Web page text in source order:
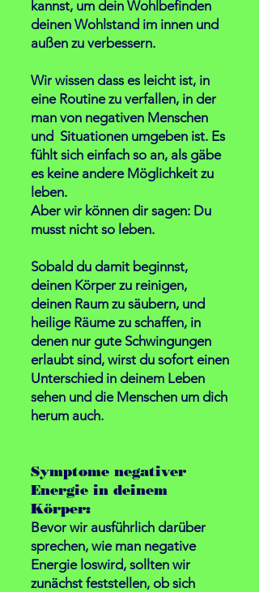
kannst, um dein Wohlbefinden
deinen Wohlstand im innen und
außen zu verbessern.
Wir wissen dass es leicht ist, in
eine Routine zu verfallen, in der
man von negativen Menschen
und Situationen umgeben ist. Es
fühlt sich einfach so an, als gäbe
es keine andere Möglichkeit zu
leben.
Aber wir können dir sagen: Du
musst nicht so leben.
Sobald du damit beginnst,
deinen Körper zu reinigen,
deinen Raum zu säubern, und
heilige Räume zu schaffen, in
denen nur gute Schwingungen
erlaubt sind, wirst du sofort einen
Unterschied in deinem Leben
sehen und die Menschen um dich
herum auch.
Symptome negativer
Energie in deinem
Körper:
Bevor wir ausführlich darüber
sprechen, wie man negative
Energie loswird, sollten wir
zunächst feststellen, ob sich